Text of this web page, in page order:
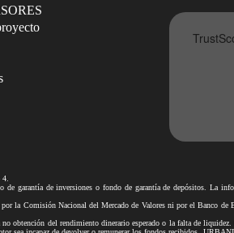
garantía de inversiones o fondo de garantía de depósitos. La
la Comisión Nacional del Mercado de Valores ni por el Banco de
obtención del rendimiento dinerario esperado o la falta de